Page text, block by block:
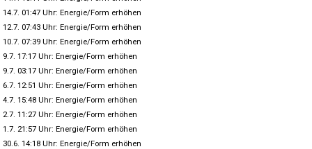
14.7. 01:47 Uhr: Energie/Form erhöhen
12.7. 07:43 Uhr: Energie/Form erhöhen
10.7. 07:39 Uhr: Energie/Form erhöhen
9.7. 17:17 Uhr: Energie/Form erhöhen
9.7. 03:17 Uhr: Energie/Form erhöhen
6.7. 12:51 Uhr: Energie/Form erhöhen
4.7. 15:48 Uhr: Energie/Form erhöhen
2.7. 11:27 Uhr: Energie/Form erhöhen
1.7. 21:57 Uhr: Energie/Form erhöhen
30.6. 14:18 Uhr: Energie/Form erhöhen